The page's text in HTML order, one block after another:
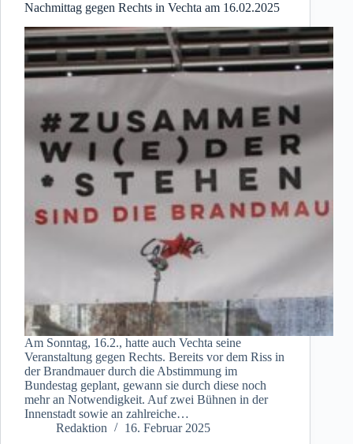
Nachmittag gegen Rechts in Vechta am 16.02.2025
Am Sonntag, 16.2., hatte auch Vechta seine
Veranstaltung gegen Rechts. Bereits vor dem Riss in
der Brandmauer durch die Abstimmung im
Bundestag geplant, gewann sie durch diese noch
mehr an Notwendigkeit. Auf zwei Bühnen in der
Innenstadt sowie an zahlreiche…
Redaktion
16. Februar 2025